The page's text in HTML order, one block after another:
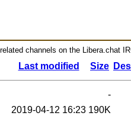
channels on the Libera.chat
Last modified Size
-
2019-04-12 16:23 190K